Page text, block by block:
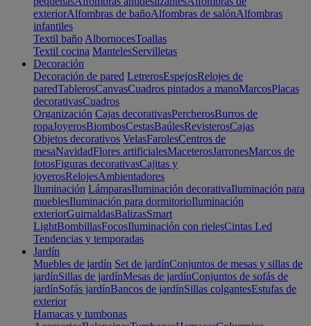
exteriorAlfombras de bañoAlfombras de salónAlfombras
infantiles
Textil baño AlbornocesToallas
Textil cocina MantelesServilletas
Decoración
Decoración de pared LetrerosEspejosRelojes de
paredTablerosCanvasCuadros pintados a manoMarcosPlacas
decorativasCuadros
Organización Cajas decorativasPercherosBurros de
ropaJoyerosBiombosCestasBaúlesRevisterosCajas
Objetos decorativos VelasFarolesCentros de
mesaNavidadFlores artificialesMaceterosJarronesMarcos de
fotosFiguras decorativasCajitas y
joyerosRelojesAmbientadores
Iluminación LámparasIluminación decorativaIluminación para
mueblesIluminación para dormitorioIluminación
exteriorGuirnaldasBalizasSmart
LightBombillasFocosIluminación con rielesCintas Led
Tendencias y temporadas
Jardín
Muebles de jardín Set de jardínConjuntos de mesas y sillas de
jardínSillas de jardínMesas de jardínConjuntos de sofás de
jardínSofás jardínBancos de jardínSillas colgantesEstufas de
exterior
Hamacas y tumbonas